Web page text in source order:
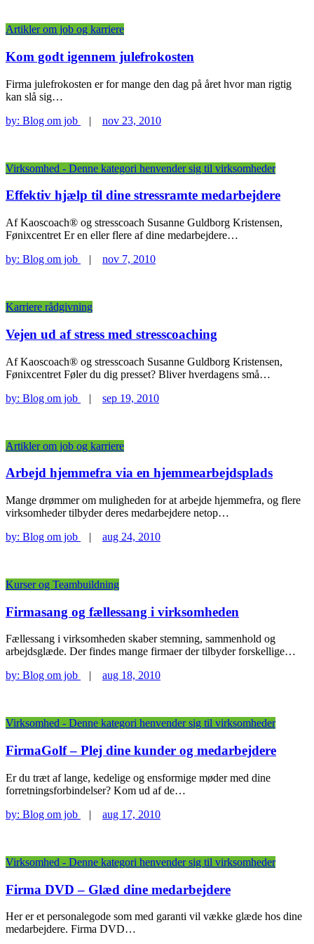
Artikler om job og karriere
Kom godt igennem julefrokosten
Firma julefrokosten er for mange den dag på året hvor man rigtig
kan slå sig…
by: Blog om job | nov 23, 2010
Virksomhed - Denne kategori henvender sig til virksomheder
Effektiv hjælp til dine stressramte medarbejdere
Af Kaoscoach® og stresscoach Susanne Guldborg Kristensen,
Fønixcentret Er en eller flere af dine medarbejdere…
by: Blog om job | nov 7, 2010
Karriere rådgivning
Vejen ud af stress med stresscoaching
Af Kaoscoach® og stresscoach Susanne Guldborg Kristensen,
Fønixcentret Føler du dig presset? Bliver hverdagens små…
by: Blog om job | sep 19, 2010
Artikler om job og karriere
Arbejd hjemmefra via en hjemmearbejdsplads
Mange drømmer om muligheden for at arbejde hjemmefra, og flere
virksomheder tilbyder deres medarbejdere netop…
by: Blog om job | aug 24, 2010
Kurser og Teambuildning
Firmasang og fællessang i virksomheden
Fællessang i virksomheden skaber stemning, sammenhold og
arbejdsglæde. Der findes mange firmaer der tilbyder forskellige…
by: Blog om job | aug 18, 2010
Virksomhed - Denne kategori henvender sig til virksomheder
FirmaGolf – Plej dine kunder og medarbejdere
Er du træt af lange, kedelige og ensformige møder med dine
forretningsforbindelser? Kom ud af de…
by: Blog om job | aug 17, 2010
Virksomhed - Denne kategori henvender sig til virksomheder
Firma DVD – Glæd dine medarbejdere
Her er et personalegode som med garanti vil vække glæde hos dine
medarbejdere. Firma DVD…